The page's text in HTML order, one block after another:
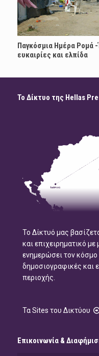
Παγκόσμια Ημέρα Ρομά
ευκαιρίες και ελπίδα
Το Δίκτυο της Hellas
Το Δίκτυό μας
και επιχειρηματικό
ενημερώσει τον κόσμο
δημοσιογραφικές και
περιοχής.
Τα Sites του Δικτύου
Επικοινωνία &